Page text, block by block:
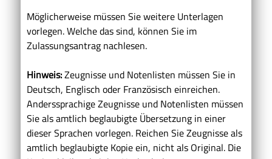
Möglicherweise müssen Sie weitere Unterlagen
vorlegen. Welche das sind, können Sie im
Zulassungsantrag nachlesen.
Hinweis:Zeugnisse und Notenlisten müssen Sie in
Deutsch, Englisch oder Französisch einreichen.
Anderssprachige Zeugnisse und Notenlisten müssen
Sie als amtlich beglaubigte Übersetzung in einer
dieser Sprachen vorlegen. Reichen Sie Zeugnisse als
amtlich beglaubigte Kopie ein, nicht als Original. Die